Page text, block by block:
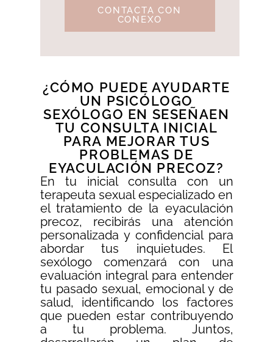
CONTACTA CON
CONEXO
¿CÓMO PUEDE AYUDARTE
UN PSICÓLOGO
SEXÓLOGO EN SESEÑAEN
TU CONSULTA INICIAL
PARA MEJORAR TUS
PROBLEMAS DE
EYACULACIÓN PRECOZ?
En tu inicial consulta con un
terapeuta sexual especializado en
el tratamiento de la eyaculación
precoz, recibirás una atención
personalizada y confidencial para
abordar tus inquietudes. El
sexólogo comenzará con una
evaluación integral para entender
tu pasado sexual, emocional y de
salud, identificando los factores
que pueden estar contribuyendo
a tu problema. Juntos,